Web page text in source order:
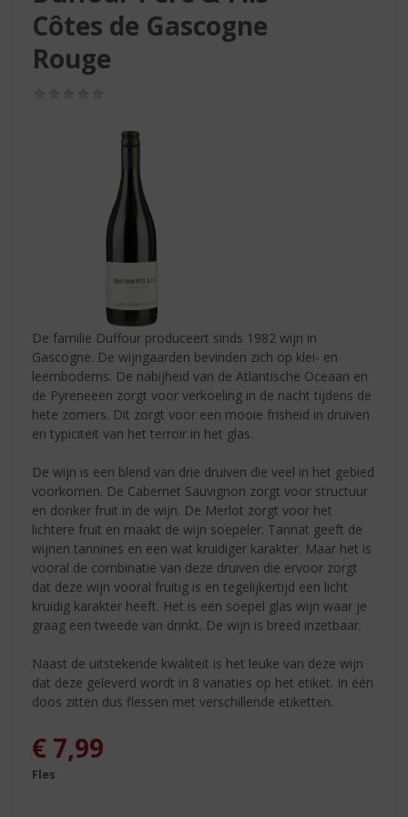
Côtes de Gascogne
Rouge
De familie Duffour produceert sinds 1982 wijn in
Gascogne. De wijngaarden bevinden zich op klei- en
leembodems. De nabijheid van de Atlantische Oceaan en
de Pyreneeën zorgt voor verkoeling in de nacht tijdens de
hete zomers. Dit zorgt voor een mooie frisheid in druiven
en typiciteit van het terroir in het glas.
De wijn is een blend van drie druiven die veel in het gebied
voorkomen. De Cabernet Sauvignon zorgt voor structuur
en donker fruit in de wijn. De Merlot zorgt voor het
lichtere fruit en maakt de wijn soepeler. Tannat geeft de
wijnen tannines en een wat kruidiger karakter. Maar het is
vooral de combinatie van deze druiven die ervoor zorgt
dat deze wijn vooral fruitig is en tegelijkertijd een licht
kruidig karakter heeft. Het is een soepel glas wijn waar je
graag een tweede van drinkt. De wijn is breed inzetbaar.
Naast de uitstekende kwaliteit is het leuke van deze wijn
dat deze geleverd wordt in 8 variaties op het etiket. In één
doos zitten dus flessen met verschillende etiketten.
€ 7,99
Fles